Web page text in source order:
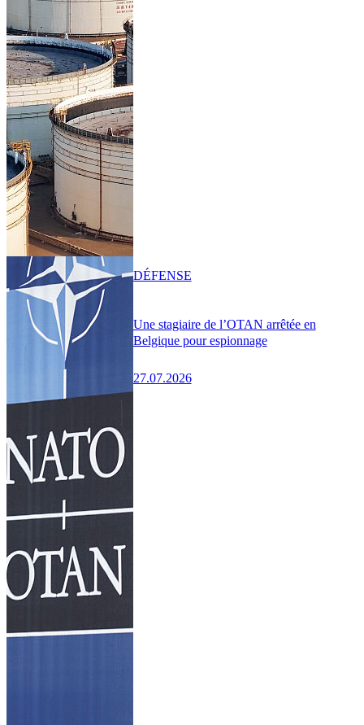
Une stagiaire de l’OTAN arrêtée en
Belgique pour espionnage
27.07.2026
DÉFENSE